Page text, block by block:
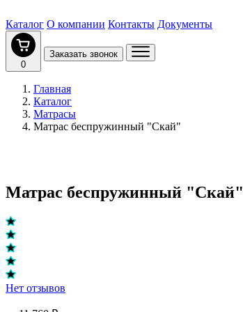
Каталог О компании Контакты Документы
0
Заказать звонок
Главная
Каталог
Матрасы
Матрас беспружинный "Скай"
Матрас беспружинный "Скай"
Нет отзывов